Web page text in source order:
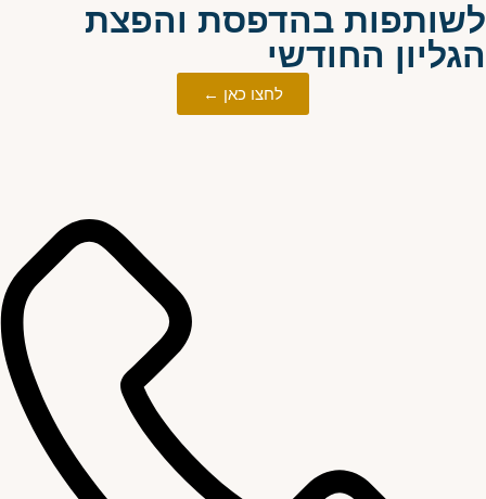
לשותפות בהדפסת והפצת
הגליון החודשי
לחצו כאן ←